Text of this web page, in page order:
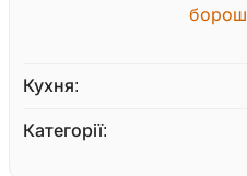
Кухня:
Категорії: